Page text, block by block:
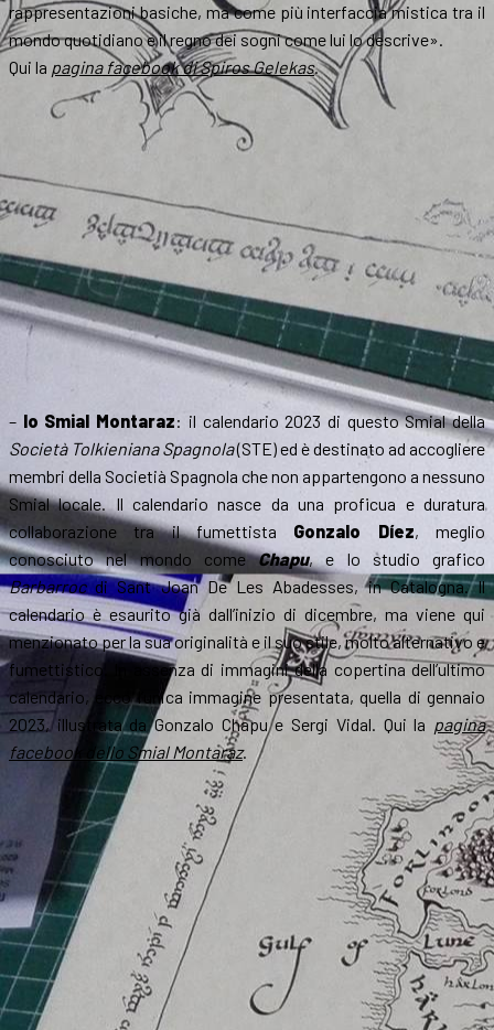
rappresentazioni basiche, ma come più interfaccia mistica tra il
mondo quotidiano e il regno dei sogni come lui lo descrive».
Qui la pagina facebook di Spiros Gelekas.
– lo Smial Montaraz: il calendario 2023 di questo Smial della
Società Tolkieniana Spagnola(STE) ed è destinato ad accogliere
membri della Societià Spagnola che non appartengono a nessuno
Smial locale. Il calendario nasce da una proficua e duratura
collaborazione tra il fumettista Gonzalo Díez, meglio
conosciuto nel mondo comeChapu, e lo studio grafico
Barbarrocdi Sant Joan De Les Abadesses, in Catalogna. Il
calendario è esaurito già dall’inizio di dicembre, ma viene qui
menzionato per la sua originalità e il suo stile, molto alternativo e
fumettistico. In assenza di immagini della copertina dell’ultimo
calendario, ecco l’unica immagine presentata, quella di gennaio
2023, illustrata da Gonzalo Chapu e Sergi Vidal. Qui la pagina
facebook dello Smial Montaraz.